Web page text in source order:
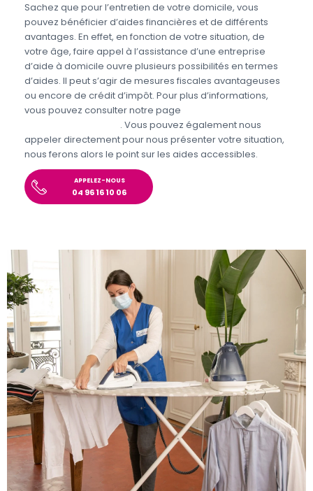
Sachez que pour l’entretien de votre domicile, vous
pouvez bénéficier d’aides financières et de différents
avantages. En effet, en fonction de votre situation, de
votre âge, faire appel à l’assistance d’une entreprise
d’aide à domicile ouvre plusieurs possibilités en termes
d’aides. Il peut s’agir de mesures fiscales avantageuses
ou encore de crédit d’impôt. Pour plus d’informations,
vous pouvez consulter notre page
. Vous pouvez également nous
appeler directement pour nous présenter votre situation,
nous ferons alors le point sur les aides accessibles.
APPELEZ-NOUS
04 96 16 10 06